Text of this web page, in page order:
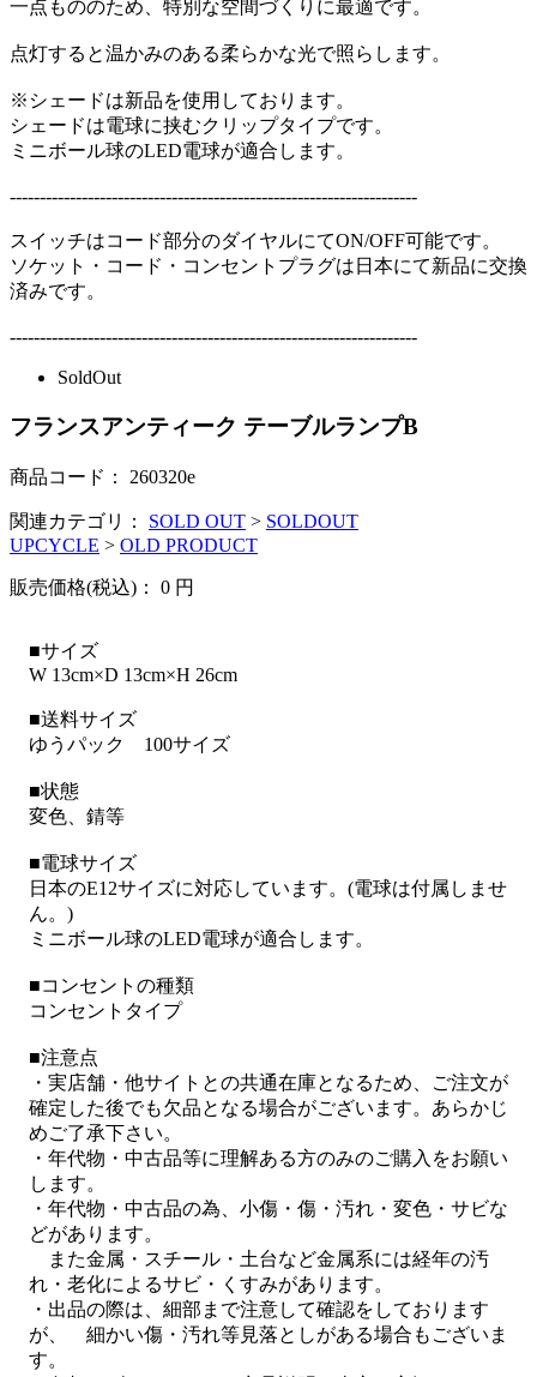
一点もののため、特別な空間づくりに最適です。
点灯すると温かみのある柔らかな光で照らします。
※シェードは新品を使用しております。
シェードは電球に挟むクリップタイプです。
ミニボール球のLED電球が適合します。
--------------------------------------------------------------------
スイッチはコード部分のダイヤルにてON/OFF可能です。
ソケット・コード・コンセントプラグは日本にて新品に交換
済みです。
--------------------------------------------------------------------
SoldOut
フランスアンティーク テーブルランプB
商品コード： 260320e
関連カテゴリ： SOLD OUT > SOLDOUT
UPCYCLE > OLD PRODUCT
販売価格(税込)： 0 円
■サイズ
W 13cm×D 13cm×H 26cm
■送料サイズ
ゆうパック 100サイズ
■状態
変色、錆等
■電球サイズ
日本のE12サイズに対応しています。(電球は付属しませ
ん。)
ミニボール球のLED電球が適合します。
■コンセントの種類
コンセントタイプ
■注意点
・実店舗・他サイトとの共通在庫となるため、ご注文が
確定した後でも欠品となる場合がございます。あらかじ
めご了承下さい。
・年代物・中古品等に理解ある方のみのご購入をお願い
します。
・年代物・中古品の為、小傷・傷・汚れ・変色・サビな
どがあります。
また金属・スチール・土台など金属系には経年の汚
れ・老化によるサビ・くすみがあります。
・出品の際は、細部まで注意して確認をしております
が、 細かい傷・汚れ等見落としがある場合もございま
す。